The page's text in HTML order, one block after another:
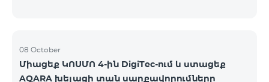
08 October
Միացեք ԿՈՍՄՈ 4-ին DigiTec-ում և ստացեք
AQARA խելացի տան սարքավորումները